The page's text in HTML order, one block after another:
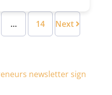
… 14 Next